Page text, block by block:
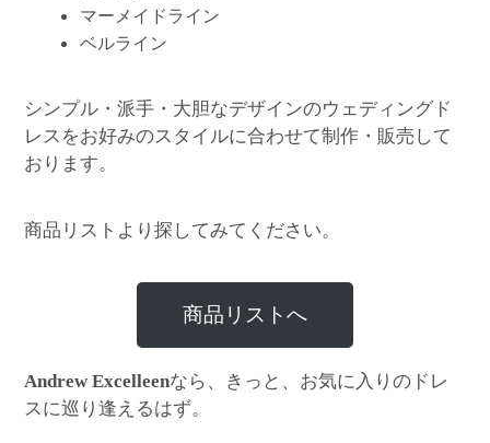
マーメイドライン
ベルライン
シンプル・派手・大胆なデザインのウェディングド
レスをお好みのスタイルに合わせて制作・販売して
おります。
商品リストより探してみてください。
商品リストへ
Andrew Excelleenなら、きっと、お気に入りのドレ
スに巡り逢えるはず。